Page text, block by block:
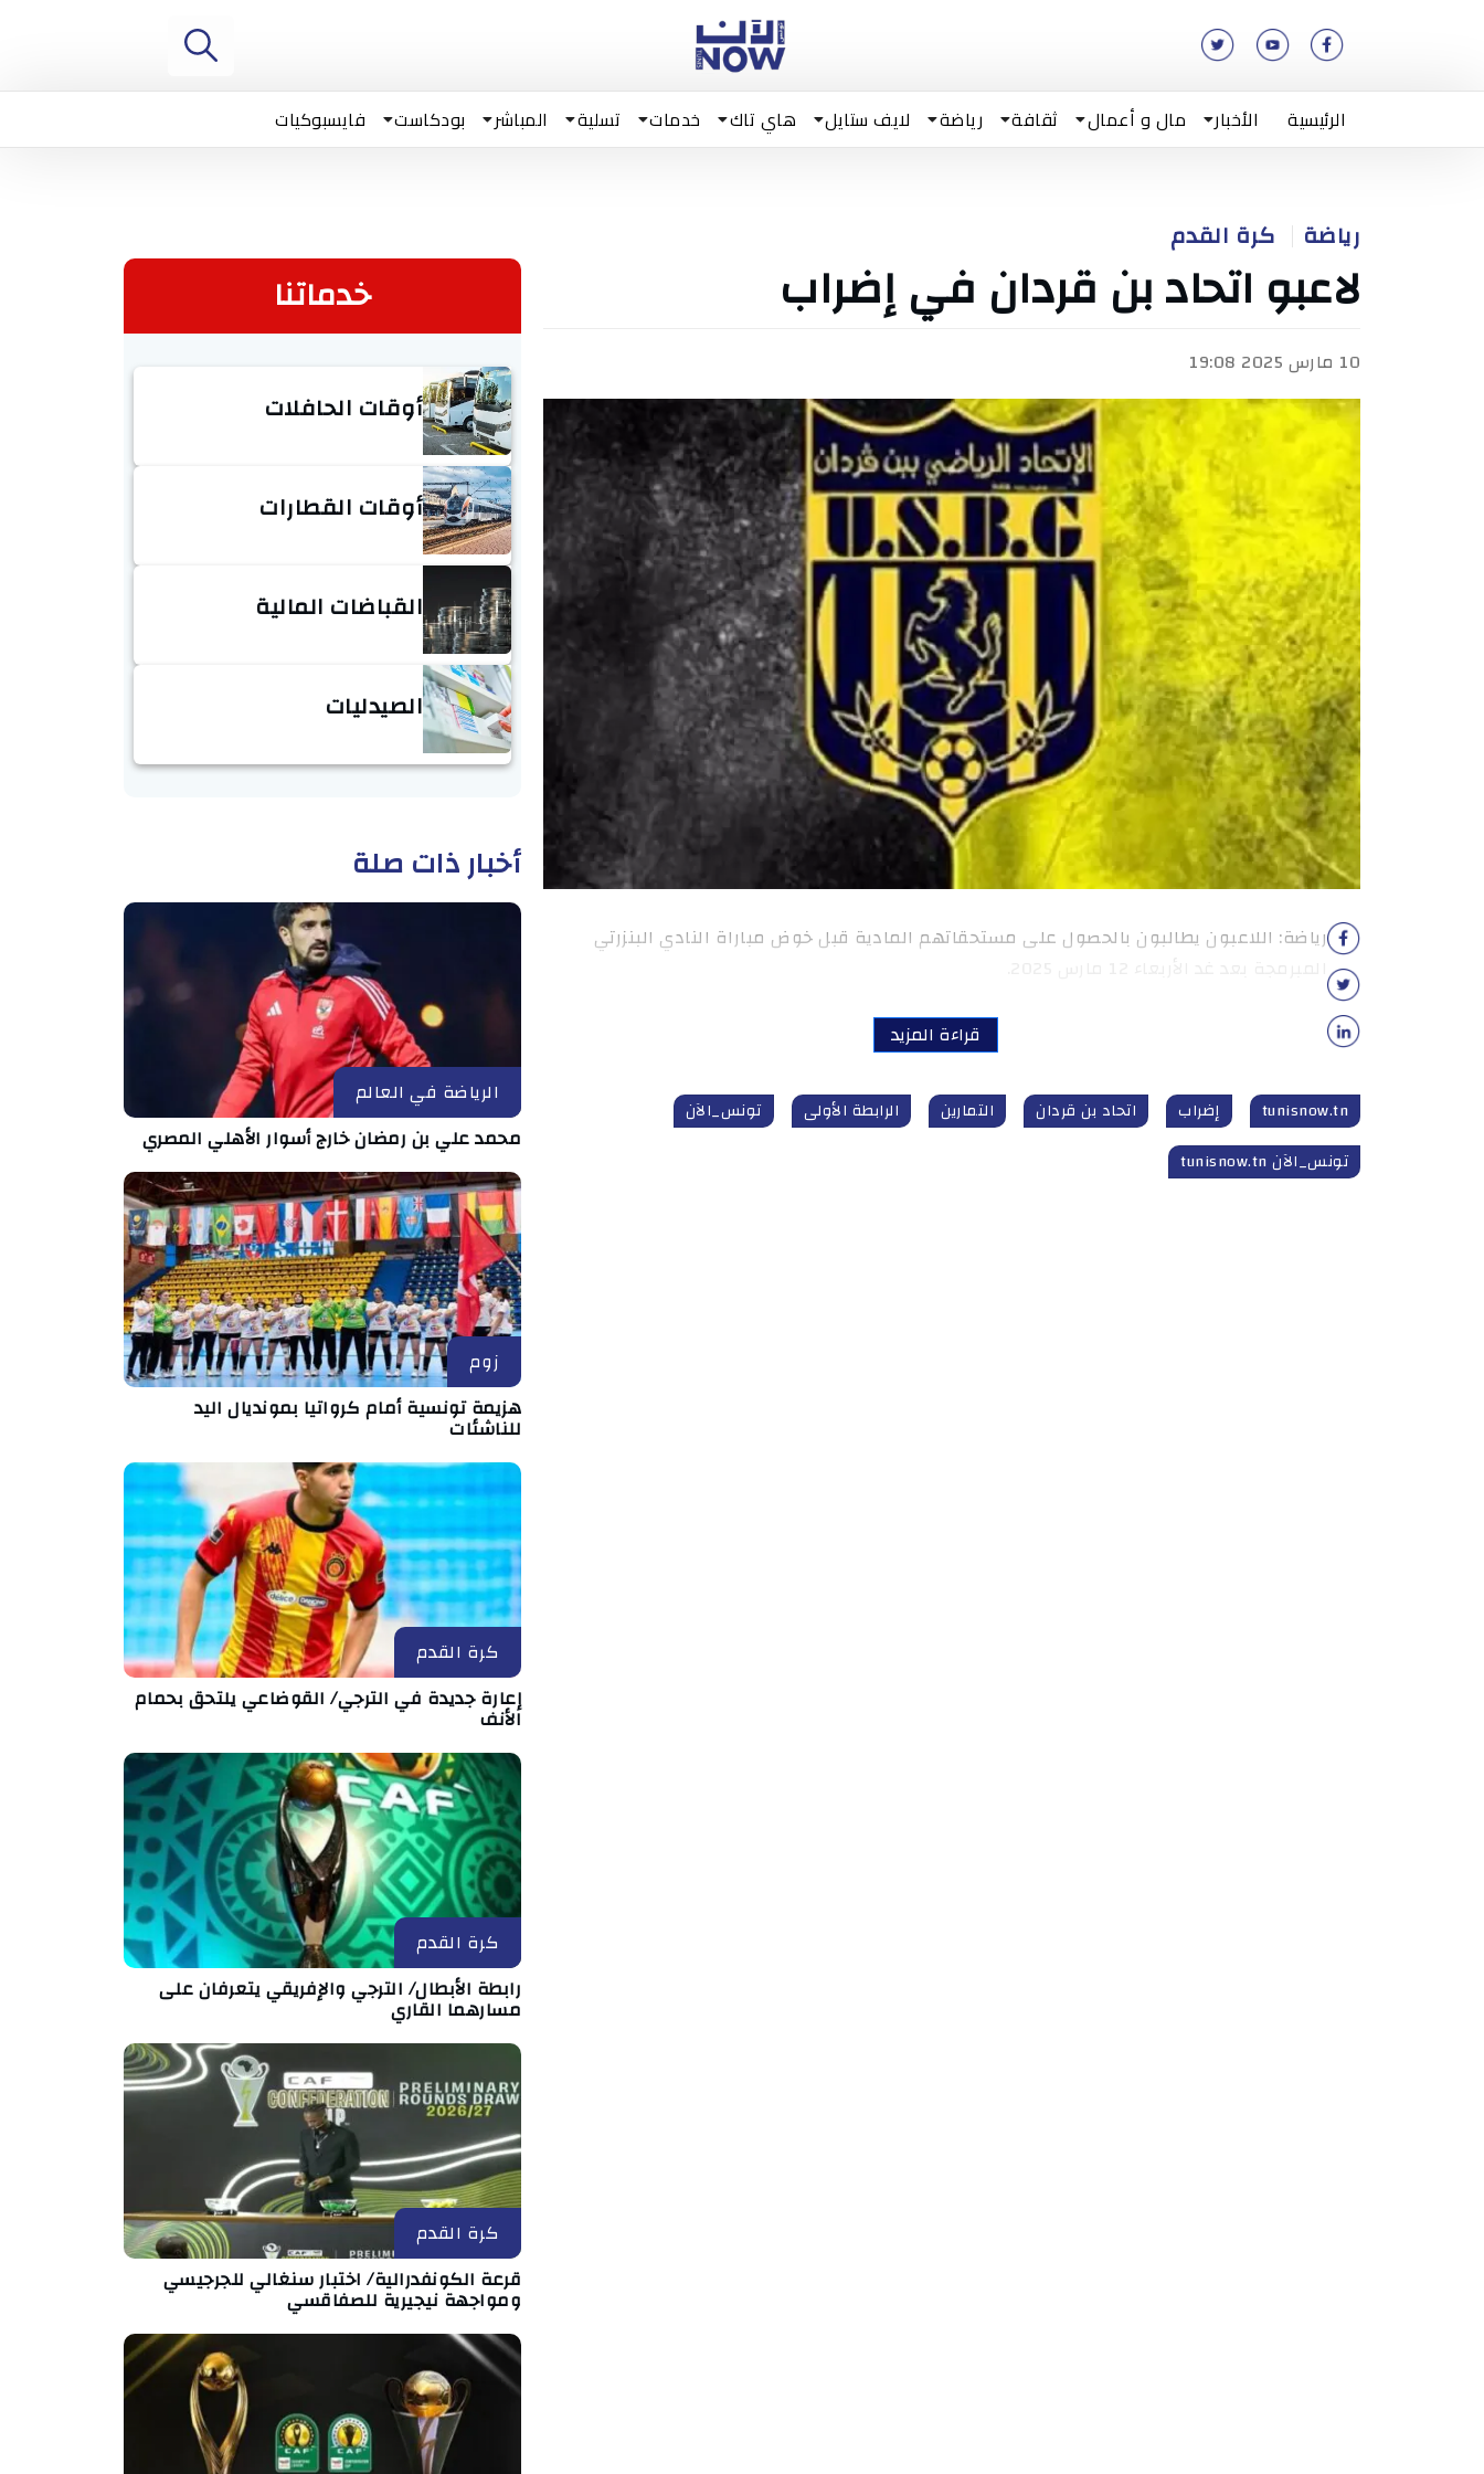
الرئيسية الأخبار مال و أعمال ثقافة رياضة لايف ستايل هاي تاك خدمات تسلية المباشر بودكاست فايسبوكيات
رياضة كرة القدم
لاعبو اتحاد بن قردان في إضراب
10 مارس 2025 19:08
رياضة: اللاعبون يطالبون بالحصول على مستحقاتهم المادية قبل خوض مباراة النادي البنزرتي
قراءة المزيد
tunisnow.tn إضراب اتحاد بن قردان التمارين الرابطة الأولى
تونس_الآن
تونس_الآن tunisnow.tn
خدماتنا
أوقات الحافلات
أوقات القطارات
القباضات المالية
الصيدليات
أخبار ذات صلة
الرياضة في العالم
محمد علي بن رمضان خارج أسوار الأهلي المصري
زوم
هزيمة تونسية أمام كرواتيا بمونديال اليد
للناشئات
كرة القدم
إعارة جديدة في الترجي/ القوضاعي يلتحق بحمام
الأنف
كرة القدم
رابطة الأبطال/ الترجي والإفريقي يتعرفان على
مسارهما القاري
كرة القدم
قرعة الكونفدرالية/ اختبار سنغالي للجرجيسي
ومواجهة نيجيرية للصفاقسي